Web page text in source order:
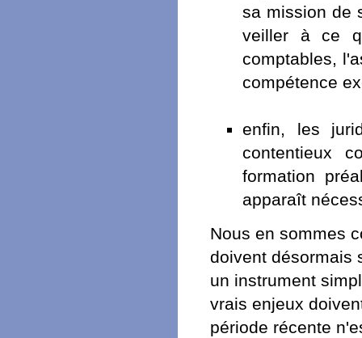
sa mission de
veiller à ce
comptables,
compétence
enfin, les
contentieux
formation
apparaît
Nous en sommes
doivent désormais
un instrument
vrais enjeux
période récente